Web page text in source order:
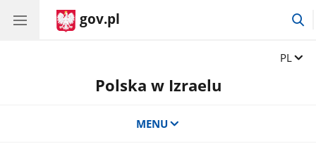
gov.pl
Zmień
PL
Polska w Izraelu
MENU